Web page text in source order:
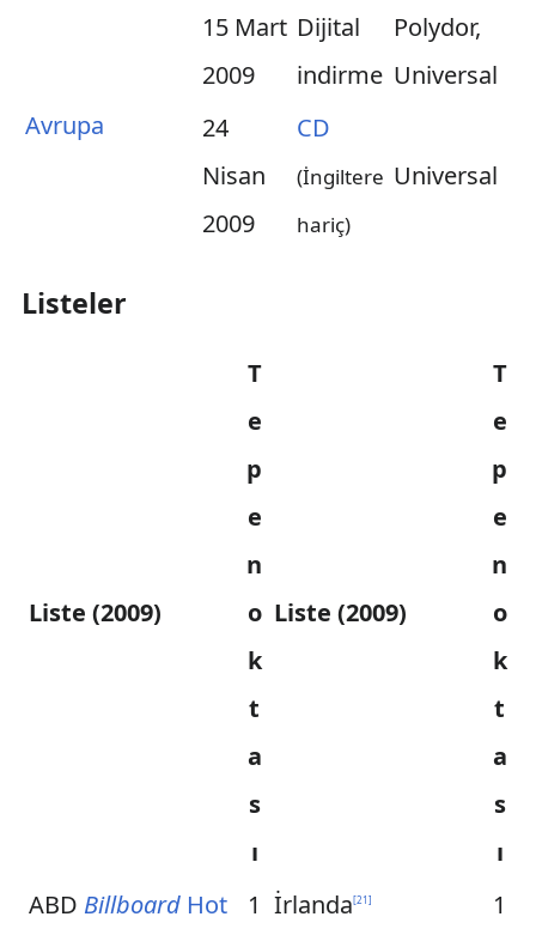
Avrupa
15 Mart
2009
Dijital
indirme
Polydor,
Universal
24
Nisan
2009
CD
(İngiltere
hariç)
Universal
Listeler
Liste (2009)
T
e
p
e
n
o
k
t
a
s
ı
ABD Billboard Hot
1
Liste (2009)
T
e
p
e
n
o
k
t
a
s
ı
İrlanda[21]
1